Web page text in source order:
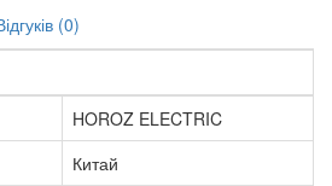
(0)
HOROZ ELECTRIC
Китай